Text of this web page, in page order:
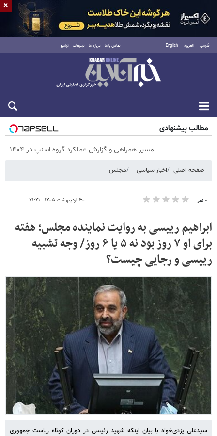
فارسی العربية English تماس با ما درباره ما تبلیغات آرشیو
پنجشنبه ۱۵ مرداد ۱۴۰۵
مطالب پیشنهادی
مسیر همراهی و گزارش عملکرد گروه اسنپ در ۱۴۰۴
صفحه اصلی اخبار سیاسی مجلس
۰ نفر ۳۰ اردیبهشت ۱۴۰۵ - ۲۱:۴۱
ابراهیم رییسی به روایت نماینده مجلس؛ هفته
برای او ۷ روز بود نه ۵ یا ۶ روز/ وجه تشبیه
رییسی و رجایی چیست؟
سیدعلی یزدی‌خواه با بیان اینکه شهید رئیسی در دوران کوتاه ریاست جمهوری
×